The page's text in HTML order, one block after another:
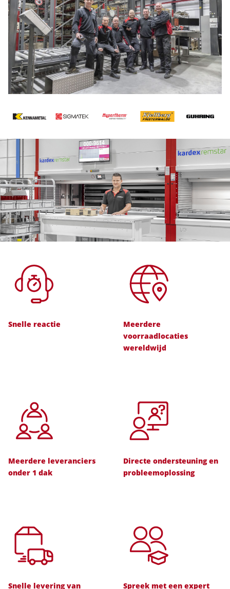
Snelle reactie
Meerdere
voorraadlocaties
wereldwijd
Meerdere leveranciers
onder 1 dak
Directe ondersteuning en
probleemoplossing
Snelle levering van Spreek met een expert